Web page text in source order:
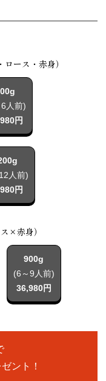
ース・赤身）
人前)
円
人前)
円
×赤身）
900g
(6～9人前)
36,980円
ント！